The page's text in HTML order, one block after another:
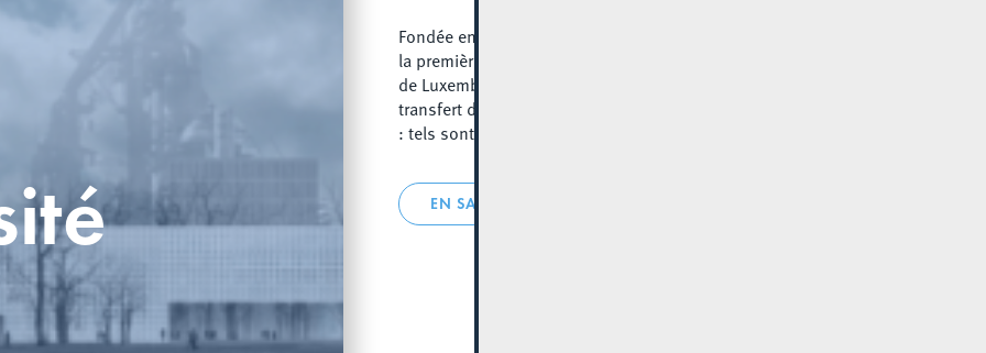
Fondée en 2003, l’Université du Luxembourg est
la première et unique université du Grand-Duché
de Luxembourg. Enseignement, recherche et
transfert de connaissances au plus haut niveau
: tels sont ses trois objectifs.
EN SAVOIR PLUS